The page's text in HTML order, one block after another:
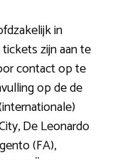
in
zijn aan te
contact op te
op de de
De Leonardo
(FA),